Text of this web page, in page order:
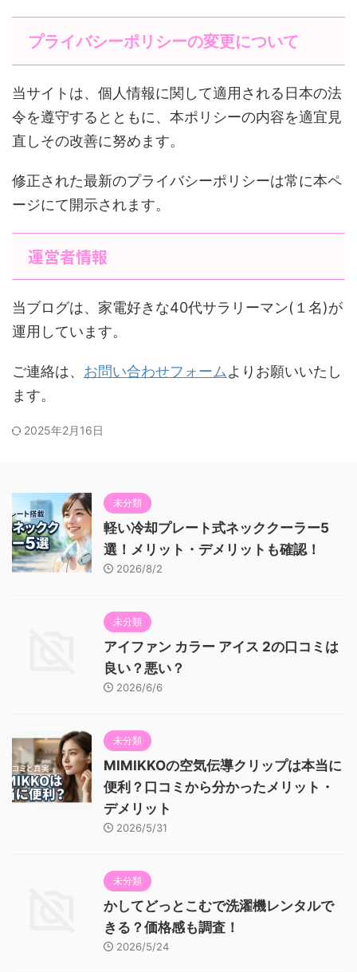
プライバシーポリシーの変更について
当サイトは、個人情報に関して適用される日本の法
令を遵守するとともに、本ポリシーの内容を適宜見
直しその改善に努めます。
修正された最新のプライバシーポリシーは常に本ペ
ージにて開示されます。
運営者情報
当ブログは、家電好きな40代サラリーマン(１名)が
運用しています。
ご連絡は、 お問い合わせフォームよりお願いいたし
ます。
2025年2月16日
未分類
軽い冷却プレート式ネッククーラー5
選！メリット・デメリットも確認！
2026/8/2
未分類
アイファン カラー アイス 2の口コミは
良い？悪い？
2026/6/6
未分類
MIMIKKOの空気伝導クリップは本当に
便利？口コミから分かったメリット・
デメリット
2026/5/31
未分類
かしてどっとこむで洗濯機レンタルで
きる？価格感も調査！
2026/5/24